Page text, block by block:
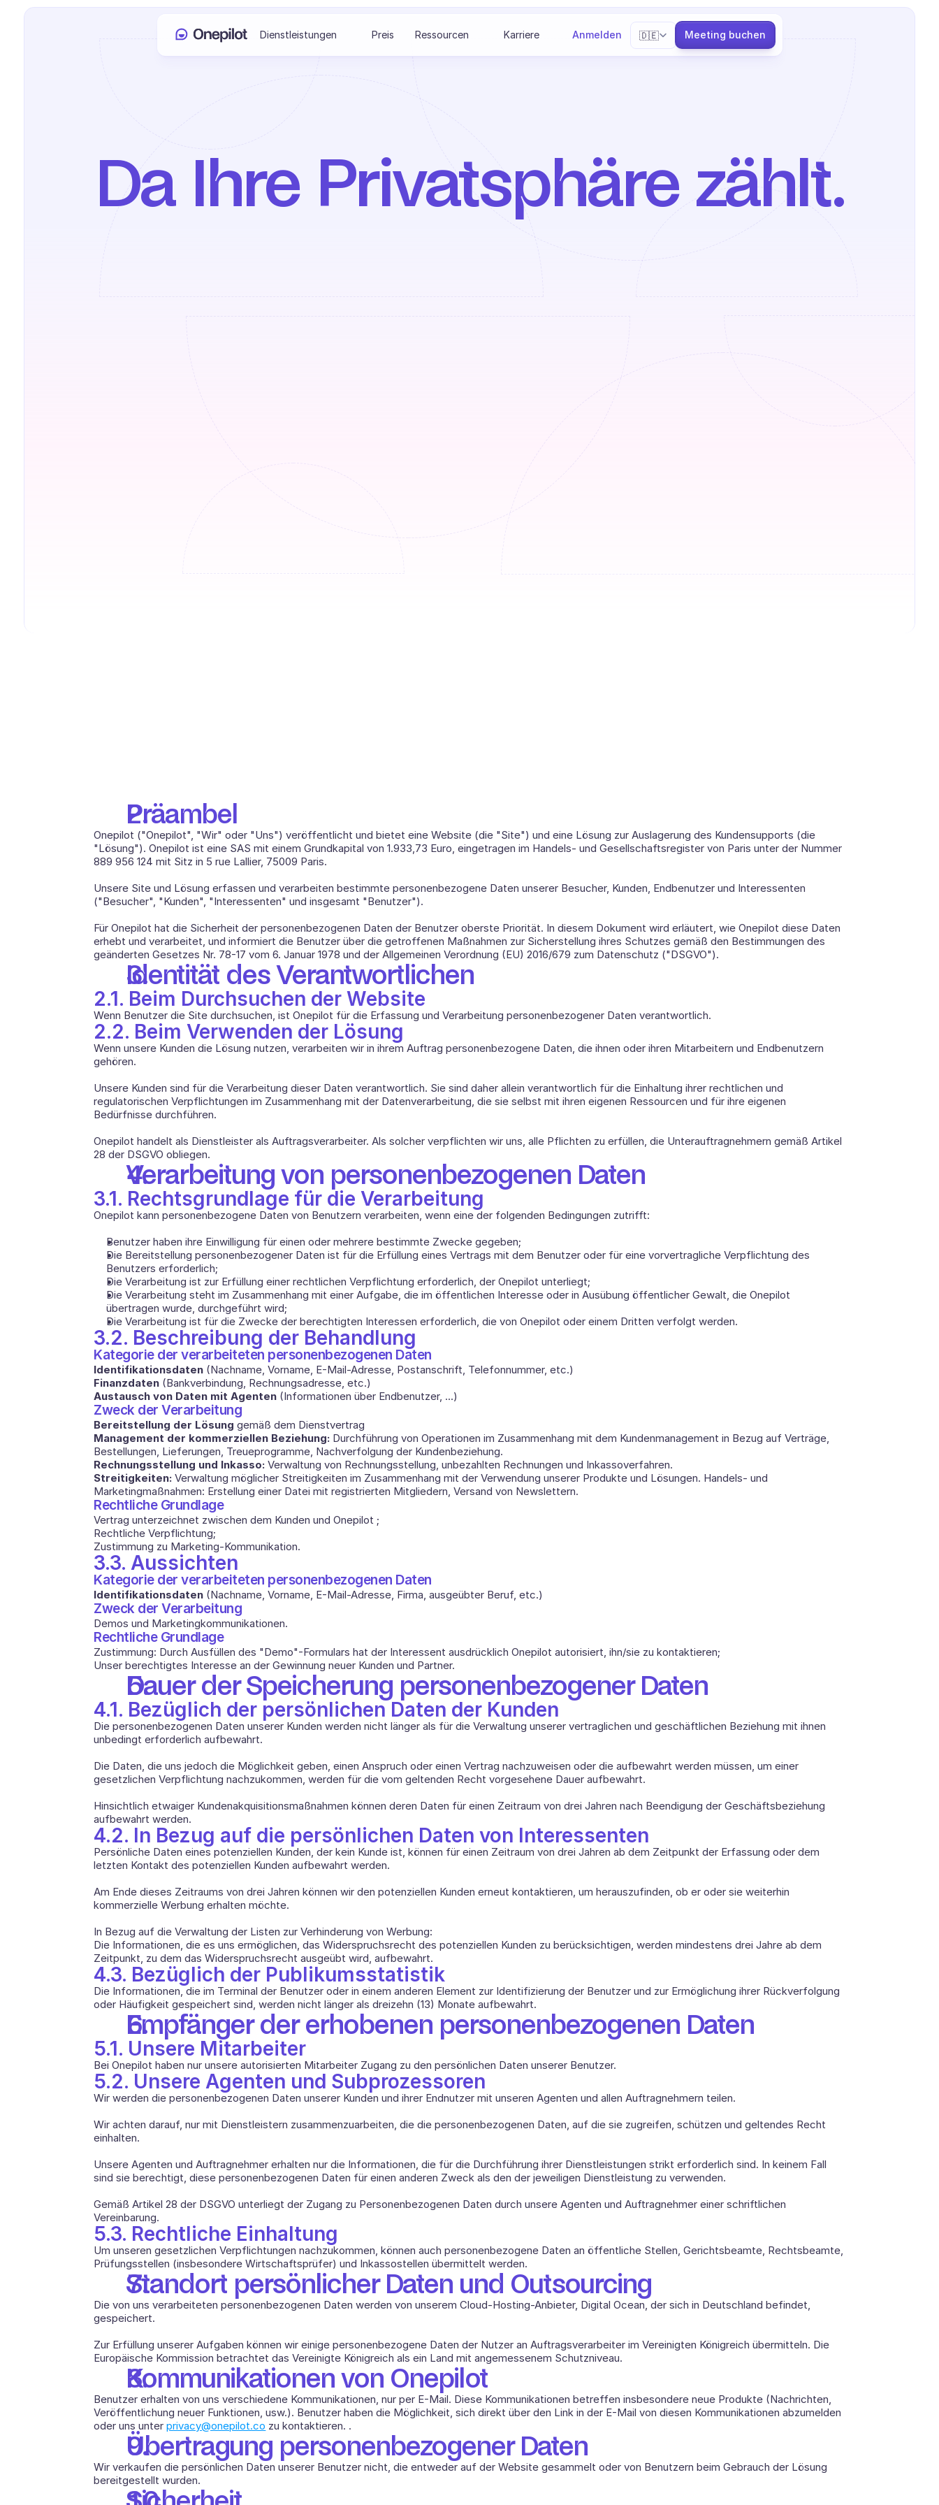
Dienstleistungen Preis Ressourcen Karriere Anmelden
Select Language
🇩🇪 Meeting buchen
Da Ihre Privatsphäre zählt.
Präambel
Onepilot ("Onepilot", "Wir" oder "Uns") veröffentlicht und bietet eine Website (die "Site") und eine Lösung zur Auslagerung des Kundensupports (die
"Lösung"). Onepilot ist eine SAS mit einem Grundkapital von 1.933,73 Euro, eingetragen im Handels- und Gesellschaftsregister von Paris unter der Nummer
889 956 124 mit Sitz in 5 rue Lallier, 75009 Paris.
Unsere Site und Lösung erfassen und verarbeiten bestimmte personenbezogene Daten unserer Besucher, Kunden, Endbenutzer und Interessenten
("Besucher", "Kunden", "Interessenten" und insgesamt "Benutzer").
Für Onepilot hat die Sicherheit der personenbezogenen Daten der Benutzer oberste Priorität. In diesem Dokument wird erläutert, wie Onepilot diese Daten
erhebt und verarbeitet, und informiert die Benutzer über die getroffenen Maßnahmen zur Sicherstellung ihres Schutzes gemäß den Bestimmungen des
geänderten Gesetzes Nr. 78-17 vom 6. Januar 1978 und der Allgemeinen Verordnung (EU) 2016/679 zum Datenschutz ("DSGVO").
Identität des Verantwortlichen
2.1. Beim Durchsuchen der Website
Wenn Benutzer die Site durchsuchen, ist Onepilot für die Erfassung und Verarbeitung personenbezogener Daten verantwortlich.
2.2. Beim Verwenden der Lösung
Wenn unsere Kunden die Lösung nutzen, verarbeiten wir in ihrem Auftrag personenbezogene Daten, die ihnen oder ihren Mitarbeitern und Endbenutzern
gehören.
Unsere Kunden sind für die Verarbeitung dieser Daten verantwortlich. Sie sind daher allein verantwortlich für die Einhaltung ihrer rechtlichen und
regulatorischen Verpflichtungen im Zusammenhang mit der Datenverarbeitung, die sie selbst mit ihren eigenen Ressourcen und für ihre eigenen
Bedürfnisse durchführen.
Onepilot handelt als Dienstleister als Auftragsverarbeiter. Als solcher verpflichten wir uns, alle Pflichten zu erfüllen, die Unterauftragnehmern gemäß Artikel
28 der DSGVO obliegen.
Verarbeitung von personenbezogenen Daten
3.1. Rechtsgrundlage für die Verarbeitung
Onepilot kann personenbezogene Daten von Benutzern verarbeiten, wenn eine der folgenden Bedingungen zutrifft:
Benutzer haben ihre Einwilligung für einen oder mehrere bestimmte Zwecke gegeben;
Die Bereitstellung personenbezogener Daten ist für die Erfüllung eines Vertrags mit dem Benutzer oder für eine vorvertragliche Verpflichtung des
Benutzers erforderlich;
Die Verarbeitung ist zur Erfüllung einer rechtlichen Verpflichtung erforderlich, der Onepilot unterliegt;
Die Verarbeitung steht im Zusammenhang mit einer Aufgabe, die im öffentlichen Interesse oder in Ausübung öffentlicher Gewalt, die Onepilot
übertragen wurde, durchgeführt wird;
Die Verarbeitung ist für die Zwecke der berechtigten Interessen erforderlich, die von Onepilot oder einem Dritten verfolgt werden.
3.2. Beschreibung der Behandlung
Kategorie der verarbeiteten personenbezogenen Daten
Identifikationsdaten (Nachname, Vorname, E-Mail-Adresse, Postanschrift, Telefonnummer, etc.)
Finanzdaten (Bankverbindung, Rechnungsadresse, etc.)
Austausch von Daten mit Agenten (Informationen über Endbenutzer, ...)
Zweck der Verarbeitung
Bereitstellung der Lösung gemäß dem Dienstvertrag
Management der kommerziellen Beziehung: Durchführung von Operationen im Zusammenhang mit dem Kundenmanagement in Bezug auf Verträge,
Bestellungen, Lieferungen, Treueprogramme, Nachverfolgung der Kundenbeziehung.
Rechnungsstellung und Inkasso: Verwaltung von Rechnungsstellung, unbezahlten Rechnungen und Inkassoverfahren.
Streitigkeiten: Verwaltung möglicher Streitigkeiten im Zusammenhang mit der Verwendung unserer Produkte und Lösungen. Handels- und
Marketingmaßnahmen: Erstellung einer Datei mit registrierten Mitgliedern, Versand von Newslettern.
Rechtliche Grundlage
Vertrag unterzeichnet zwischen dem Kunden und Onepilot ;
Rechtliche Verpflichtung;
Zustimmung zu Marketing-Kommunikation.
3.3. Aussichten
Kategorie der verarbeiteten personenbezogenen Daten
Identifikationsdaten (Nachname, Vorname, E-Mail-Adresse, Firma, ausgeübter Beruf, etc.)
Zweck der Verarbeitung
Demos und Marketingkommunikationen.
Rechtliche Grundlage
Zustimmung: Durch Ausfüllen des "Demo"-Formulars hat der Interessent ausdrücklich Onepilot autorisiert, ihn/sie zu kontaktieren;
Unser berechtigtes Interesse an der Gewinnung neuer Kunden und Partner.
Dauer der Speicherung personenbezogener Daten
4.1. Bezüglich der persönlichen Daten der Kunden
Die personenbezogenen Daten unserer Kunden werden nicht länger als für die Verwaltung unserer vertraglichen und geschäftlichen Beziehung mit ihnen
unbedingt erforderlich aufbewahrt.
Die Daten, die uns jedoch die Möglichkeit geben, einen Anspruch oder einen Vertrag nachzuweisen oder die aufbewahrt werden müssen, um einer
gesetzlichen Verpflichtung nachzukommen, werden für die vom geltenden Recht vorgesehene Dauer aufbewahrt.
Hinsichtlich etwaiger Kundenakquisitionsmaßnahmen können deren Daten für einen Zeitraum von drei Jahren nach Beendigung der Geschäftsbeziehung
aufbewahrt werden.
4.2. In Bezug auf die persönlichen Daten von Interessenten
Persönliche Daten eines potenziellen Kunden, der kein Kunde ist, können für einen Zeitraum von drei Jahren ab dem Zeitpunkt der Erfassung oder dem
letzten Kontakt des potenziellen Kunden aufbewahrt werden.
Am Ende dieses Zeitraums von drei Jahren können wir den potenziellen Kunden erneut kontaktieren, um herauszufinden, ob er oder sie weiterhin
kommerzielle Werbung erhalten möchte.
In Bezug auf die Verwaltung der Listen zur Verhinderung von Werbung:
Die Informationen, die es uns ermöglichen, das Widerspruchsrecht des potenziellen Kunden zu berücksichtigen, werden mindestens drei Jahre ab dem
Zeitpunkt, zu dem das Widerspruchsrecht ausgeübt wird, aufbewahrt.
4.3. Bezüglich der Publikumsstatistik
Die Informationen, die im Terminal der Benutzer oder in einem anderen Element zur Identifizierung der Benutzer und zur Ermöglichung ihrer Rückverfolgung
oder Häufigkeit gespeichert sind, werden nicht länger als dreizehn (13) Monate aufbewahrt.
Empfänger der erhobenen personenbezogenen Daten
5.1. Unsere Mitarbeiter
Bei Onepilot haben nur unsere autorisierten Mitarbeiter Zugang zu den persönlichen Daten unserer Benutzer.
5.2. Unsere Agenten und Subprozessoren
Wir werden die personenbezogenen Daten unserer Kunden und ihrer Endnutzer mit unseren Agenten und allen Auftragnehmern teilen.
Wir achten darauf, nur mit Dienstleistern zusammenzuarbeiten, die die personenbezogenen Daten, auf die sie zugreifen, schützen und geltendes Recht
einhalten.
Unsere Agenten und Auftragnehmer erhalten nur die Informationen, die für die Durchführung ihrer Dienstleistungen strikt erforderlich sind. In keinem Fall
sind sie berechtigt, diese personenbezogenen Daten für einen anderen Zweck als den der jeweiligen Dienstleistung zu verwenden.
Gemäß Artikel 28 der DSGVO unterliegt der Zugang zu Personenbezogenen Daten durch unsere Agenten und Auftragnehmer einer schriftlichen
Vereinbarung.
5.3. Rechtliche Einhaltung
Um unseren gesetzlichen Verpflichtungen nachzukommen, können auch personenbezogene Daten an öffentliche Stellen, Gerichtsbeamte, Rechtsbeamte,
Prüfungsstellen (insbesondere Wirtschaftsprüfer) und Inkassostellen übermittelt werden.
Standort persönlicher Daten und Outsourcing
Die von uns verarbeiteten personenbezogenen Daten werden von unserem Cloud-Hosting-Anbieter, Digital Ocean, der sich in Deutschland befindet,
gespeichert.
Zur Erfüllung unserer Aufgaben können wir einige personenbezogene Daten der Nutzer an Auftragsverarbeiter im Vereinigten Königreich übermitteln. Die
Europäische Kommission betrachtet das Vereinigte Königreich als ein Land mit angemessenem Schutzniveau.
Kommunikationen von Onepilot
Benutzer erhalten von uns verschiedene Kommunikationen, nur per E-Mail. Diese Kommunikationen betreffen insbesondere neue Produkte (Nachrichten,
Veröffentlichung neuer Funktionen, usw.). Benutzer haben die Möglichkeit, sich direkt über den Link in der E-Mail von diesen Kommunikationen abzumelden
oder uns unter privacy@onepilot.co zu kontaktieren. .
Übertragung personenbezogener Daten
Wir verkaufen die persönlichen Daten unserer Benutzer nicht, die entweder auf der Website gesammelt oder von Benutzern beim Gebrauch der Lösung
bereitgestellt wurden.